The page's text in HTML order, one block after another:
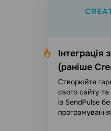
Інтеграція
(раніше
Створюйте
свого сайту та
із SendPulse